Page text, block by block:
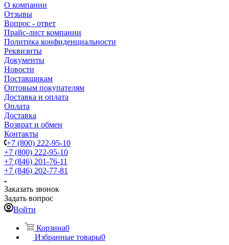
О компании
Отзывы
Вопрос - ответ
Прайс-лист компании
Политика конфиденциальности
Реквизиты
Документы
Новости
Поставщикам
Оптовым покупателям
Доставка и оплата
Оплата
Доставка
Возврат и обмен
Контакты
+7 (800) 222-95-10
+7 (800) 222-95-10
+7 (846) 201-76-11
+7 (846) 202-77-81
Заказать звонок
Задать вопрос
Войти
Корзина0
Избранные товары0